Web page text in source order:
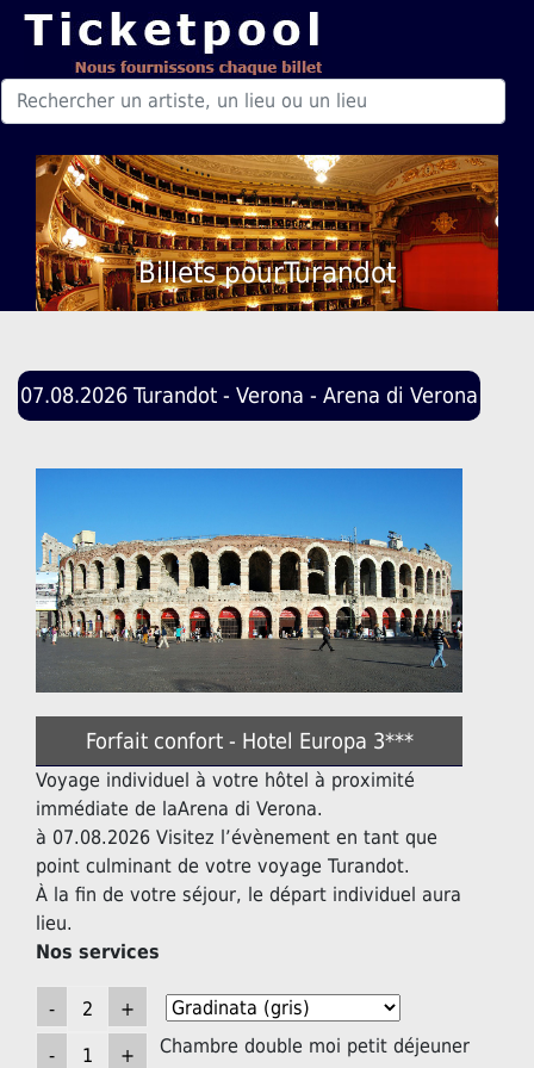
Billets pourTurandot
07.08.2026 Turandot - Verona - Arena di Verona
Forfait confort - Hotel Europa 3***
Voyage individuel à votre hôtel à proximité
immédiate de laArena di Verona.
à 07.08.2026 Visitez l’évènement en tant que
point culminant de votre voyage Turandot.
À la fin de votre séjour, le départ individuel aura
lieu.
Nos services
Chambre double moi petit déjeuner